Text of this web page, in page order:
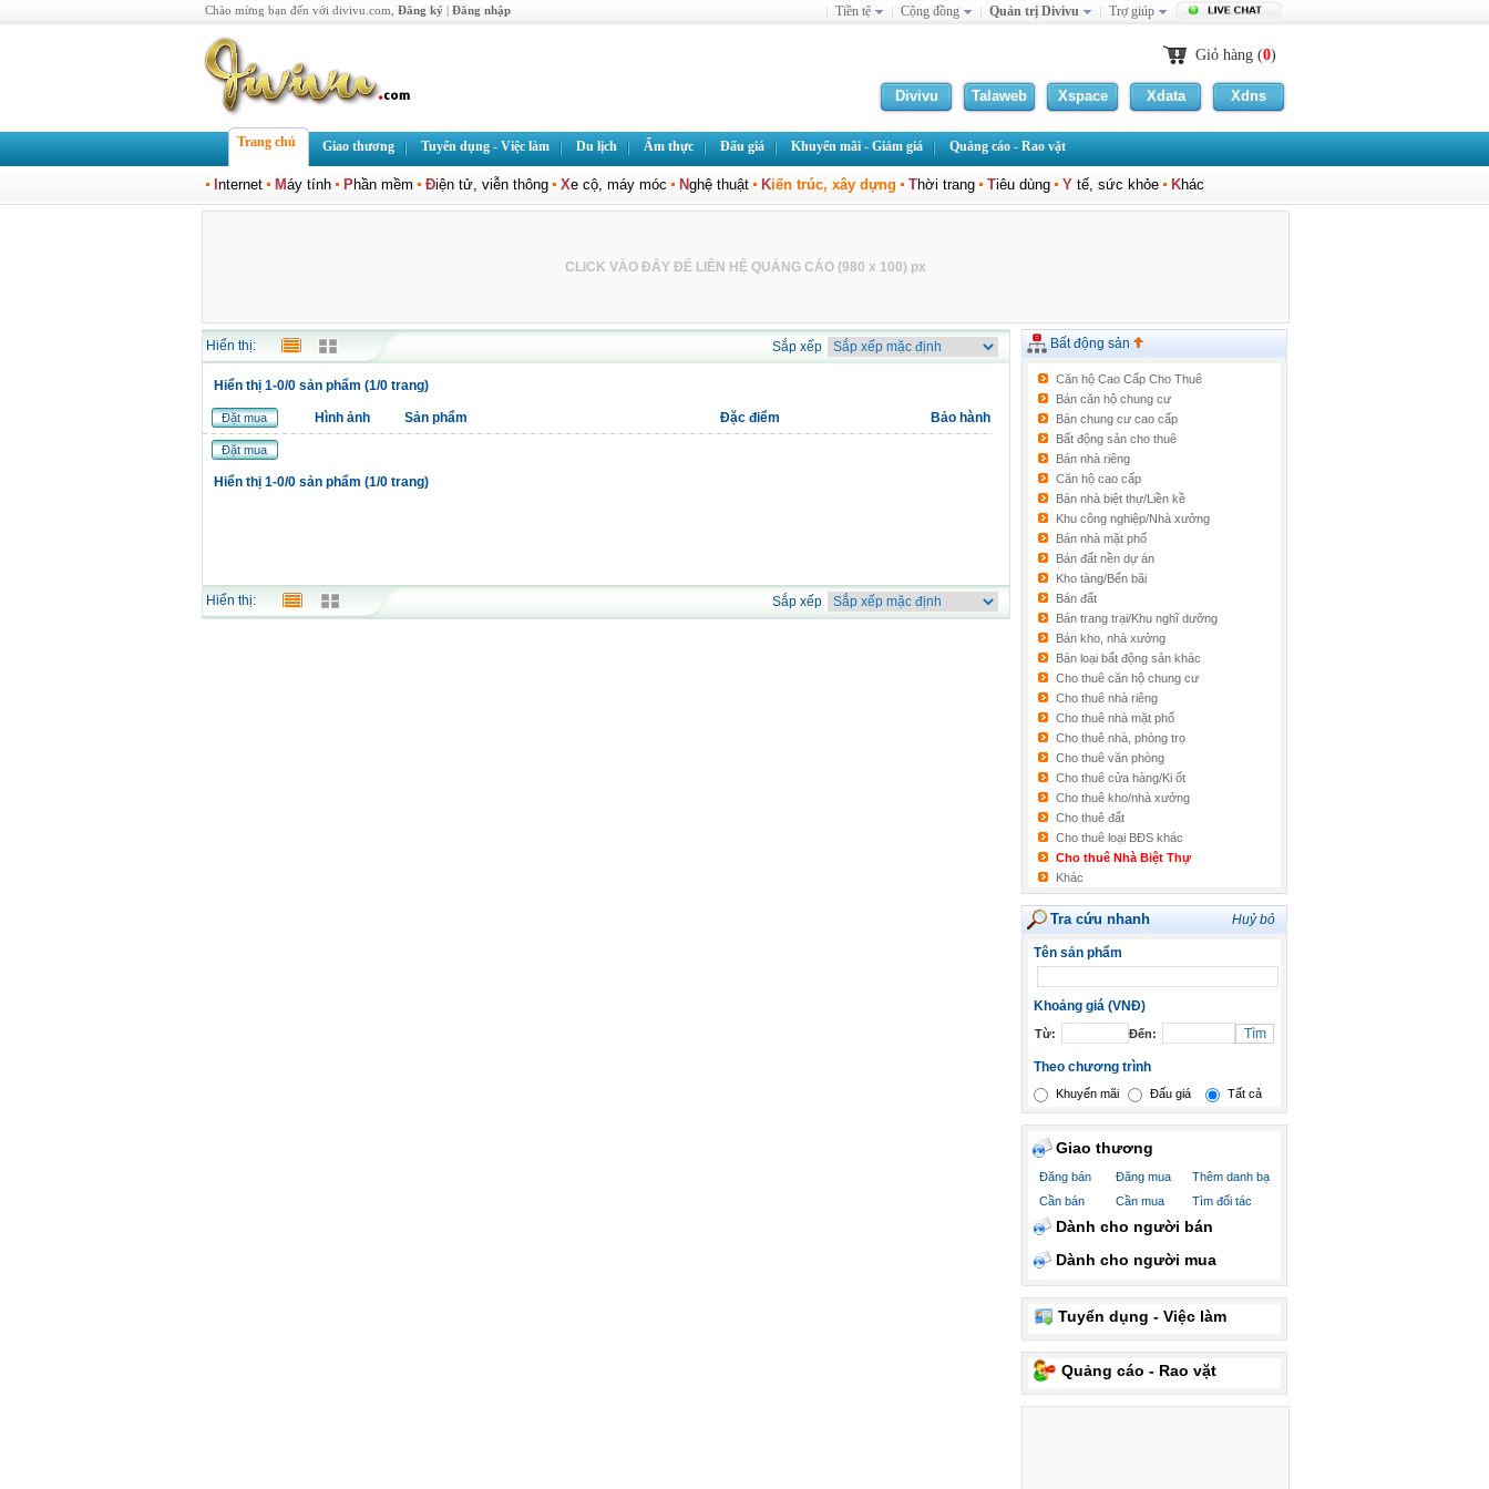
Chào mừng bạn đến với divivu.com, Đăng ký | Đăng nhập Tiền tệ Cộng đồng Quản trị Divivu Trợ giúp
Giỏ hàng (0)
Divivu Talaweb Xspace Xdata Xdns
Trang chủ Giao thương Tuyển dụng - Việc làm Du lịch Ẩm thực Đấu giá Khuyến mãi - Giảm giá Quảng cáo - Rao vặt
nternet Máy tính Phần mềm Điện tử, viễn thông Xe cộ, máy móc Nghệ thuật Kiến trúc, xây dựng Thời trang Tiêu dùng Y tế, sức khỏe Khác
CLICK VÀO ĐÂY ĐỂ LIÊN HỆ QUẢNG CÁO (980 x 100) px
Hiển thị: Sắp xếp
Hiển thị 1-0/0 sản phẩm (1/0 trang)
Đặt mua Hình ảnh Sản phẩm Đặc điểm Bảo hành
Đặt mua
Hiển thị 1-0/0 sản phẩm (1/0 trang)
Hiển thị: Sắp xếp
Bất động sản
Căn hộ Cao Cấp Cho Thuê
Bán căn hộ chung cư
Bán chung cư cao cấp
Bất động sản cho thuê
Bán nhà riêng
Căn hộ cao cấp
Bán nhà biệt thự/Liền kề
Khu công nghiệp/Nhà xưởng
Bán nhà mặt phố
Bán đất nền dự án
Kho tàng/Bến bãi
Bán đất
Bán trang trại/Khu nghĩ dưỡng
Bán kho, nhà xưởng
Bán loại bất động sản khác
Cho thuê căn hộ chung cư
Cho thuê nhà riêng
Cho thuê nhà mặt phố
Cho thuê nhà, phòng trọ
Cho thuê văn phòng
Cho thuê cửa hàng/Ki ốt
Cho thuê kho/nhà xưởng
Cho thuê đất
Cho thuê loại BĐS khác
Cho thuê Nhà Biệt Thự
Khác
Tra cứu nhanh Huỷ bỏ
Tên sản phẩm
Khoảng giá (VNĐ)
Từ: Đến:
Theo chương trình
Khuyến mãi Đấu giá Tất cả
Giao thương
Đăng bán Đăng mua
Thêm danh bạ
Cần bán
Cần mua Tìm đối tác
Dành cho người bán
Dành cho người mua
Tuyển dụng - Việc làm
Quảng cáo - Rao vặt